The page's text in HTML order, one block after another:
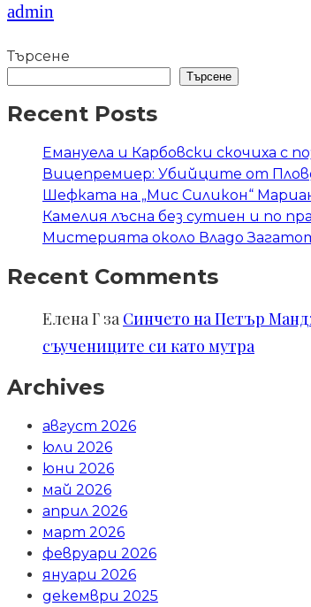
admin
Търсене
Търсене
Recent Posts
Емануела и Карбовски скочиха с
Вицепремиер: Убийците от
Шефката на „Мис Силикон“
Камелия лъсна без сутиен и по
Мистерията около Владо
Recent Comments
Елена Г за Синчето на Петър
съучениците си като мутра
Archives
август 2026
юли 2026
юни 2026
май 2026
април 2026
март 2026
февруари 2026
януари 2026
декември 2025